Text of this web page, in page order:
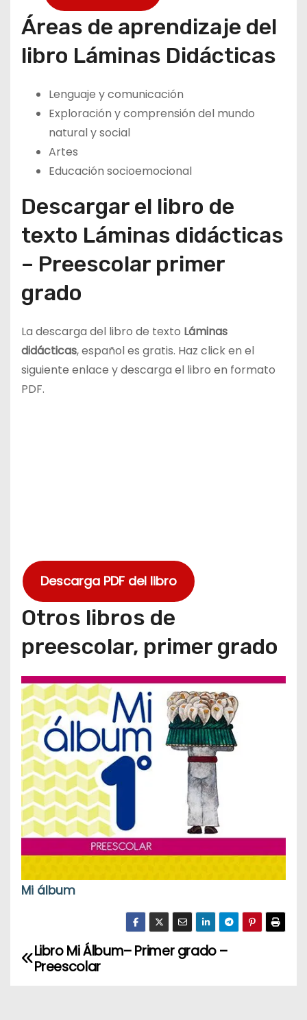
Áreas de aprendizaje del
libro Láminas Didácticas
Lenguaje y comunicación
Exploración y comprensión del mundo
natural y social
Artes
Educación socioemocional
Descargar el libro de
texto Láminas didácticas
– Preescolar primer
grado
La descarga del libro de texto Láminas
didácticas, español es gratis. Haz click en el
siguiente enlace y descarga el libro en formato
PDF.
Descarga PDF del libro
Otros libros de
preescolar, primer grado
Mi álbum
NLibro Mi Álbum– Primer grado –
Preescolar